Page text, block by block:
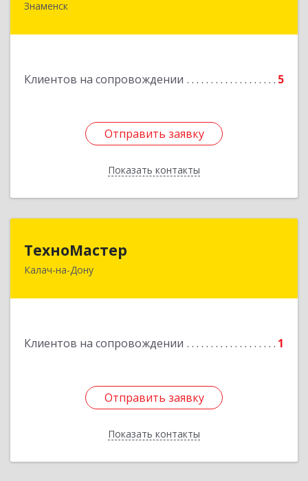
Знаменск
Клиентов на сопровождении 5
Отправить заявку
Показать контакты
Отправить заявку
Назад
ТехноМастер
Калач-на-Дону
Клиентов на сопровождении 1
Отправить заявку
Показать контакты
404503, Волгоградская обл, Калач-на-Дону г,
Отправить заявку
Назад